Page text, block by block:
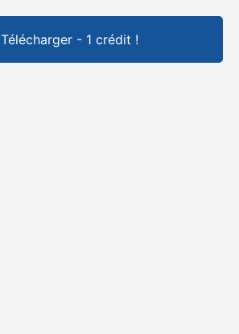
Télécharger - 1 crédit !